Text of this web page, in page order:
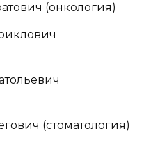
(онкология)
(стоматология)